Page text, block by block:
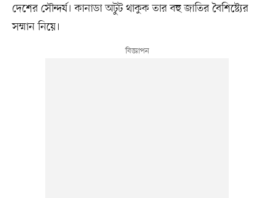
দেশের সৌন্দর্য। কানাডা অটুট থাকুক তার বহু জাতির বৈশিষ্ট্যের
সম্মান নিয়ে।